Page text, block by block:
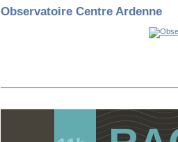
Observatoire Centre Ardenne